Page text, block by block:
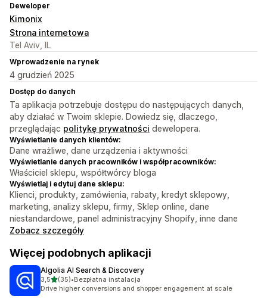
Deweloper
Kimonix
Strona internetowa
Tel Aviv, IL
Wprowadzenie na rynek
4 grudzień 2025
Dostęp do danych
Ta aplikacja potrzebuje dostępu do następujących danych,
aby działać w Twoim sklepie. Dowiedz się, dlaczego,
przeglądając politykę prywatności dewelopera.
Wyświetlanie danych klientów:
Dane wrażliwe, dane urządzenia i aktywności
Wyświetlanie danych pracowników i współpracowników:
Właściciel sklepu, współtwórcy bloga
Wyświetlaj i edytuj dane sklepu:
Klienci, produkty, zamówienia, rabaty, kredyt sklepowy,
marketing, analizy sklepu, firmy, Sklep online, dane
niestandardowe, panel administracyjny Shopify, inne dane
Zobacz szczegóły
Więcej podobnych aplikacji
Algolia AI Search & Discovery
3,5na 5 gwiazdek
(35)
Łączna liczba recenzji: 35
•Bezpłatna instalacja
Drive higher conversions and shopper engagement at scale